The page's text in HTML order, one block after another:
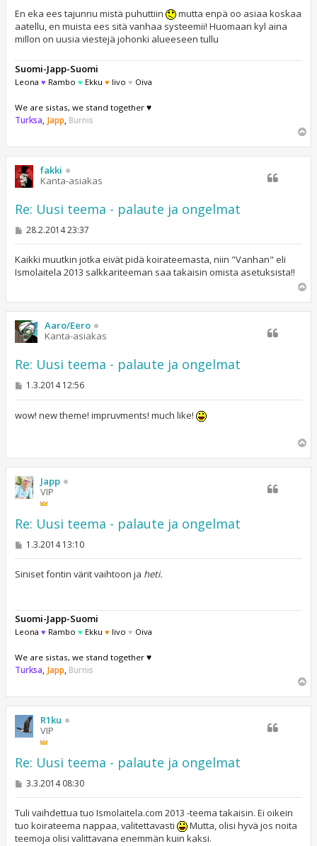
s
t
i
En eka ees tajunnu mistä puhuttiin
mutta enpä oo asiaa koskaa
aatellu, en muista ees sitä vanhaa systeemii! Huomaan kyl aina
millon on uusia viestejä johonki alueeseen tullu
Suomi-Japp-Suomi
Leona ♥ Rambo ♥ Ekku ♥ Iivo ♥ Oiva
We are sistas, we stand together ♥
Turksa, Japp, Burnis
ö
fakki
Kanta-asiakas
Re: Uusi teema - palaute ja ongelmat
V
s
t
i
28.2.2014 23:37
Kaikki muutkin jotka eivät pidä koirateemasta, niin "Vanhan" eli
Ismolaitela 2013 salkkariteeman saa takaisin omista asetuksista!!
l
ö
Aaro/Eero
Kanta-asiakas
Re: Uusi teema - palaute ja ongelmat
V
e
s
1.3.2014 12:56
wow! new theme! impruvments! much like!
ö
Japp
VIP
Re: Uusi teema - palaute ja ongelmat
V
s
1.3.2014 13:10
Siniset fontin värit vaihtoon ja heti.
Suomi-Japp-Suomi
Leona ♥ Rambo ♥ Ekku ♥ Iivo ♥ Oiva
We are sistas, we stand together ♥
Turksa, Japp, Burnis
ö
R1ku
VIP
Re: Uusi teema - palaute ja ongelmat
V
s
t
i
3.3.2014 08:30
Tuli vaihdettua tuo Ismolaitela.com 2013 -teema takaisin. Ei oikein
tuo koirateema nappaa, valitettavasti
Mutta, olisi hyvä jos noita
teemoja olisi valittavana enemmän kuin kaksi.